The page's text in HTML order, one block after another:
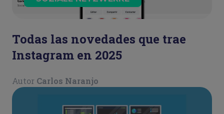
Todas las novedades que trae
Instagram en 2025
Autor Carlos Naranjo